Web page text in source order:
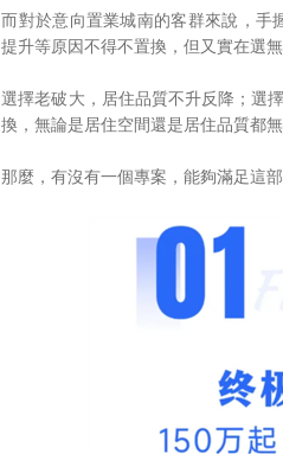
而對於意向置業城南的客群來說，
提升等原因不得不置換，但又實在選無
選擇老破大，居住品質不升反降；選
換，無論是居住空間還是居住品質都無
那麼，有沒有一個專案，能夠滿足這